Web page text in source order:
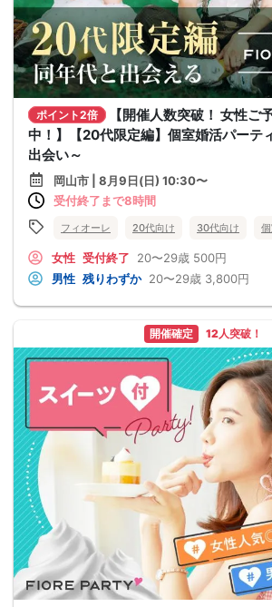
ポイント2倍
【開催人数突破！ 女性ご
中！】【20代限定編】個室婚活パーテ
出会い～
岡山市 | 8月9日(日) 10:30〜
受付終了まで8時間
フィオーレ 20代向け 30代向け
女性 受付終了 20〜29歳 500円
男性 残りわずか 20〜29歳 3,800円
開催確定 12人突破！